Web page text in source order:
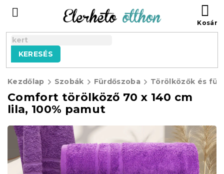
tartalomhoz
KERESÉS
Kezdőlap Szobák Fürdőszoba Törölközők és
Comfort törölköző 70 x 140 cm
lila, 100% pamut